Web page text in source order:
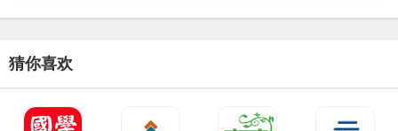
猜你喜欢